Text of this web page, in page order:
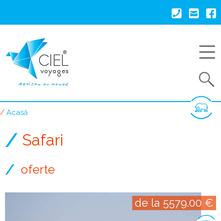
conţinutul
Acasă
Safari
oferte
de la 5579.00 €